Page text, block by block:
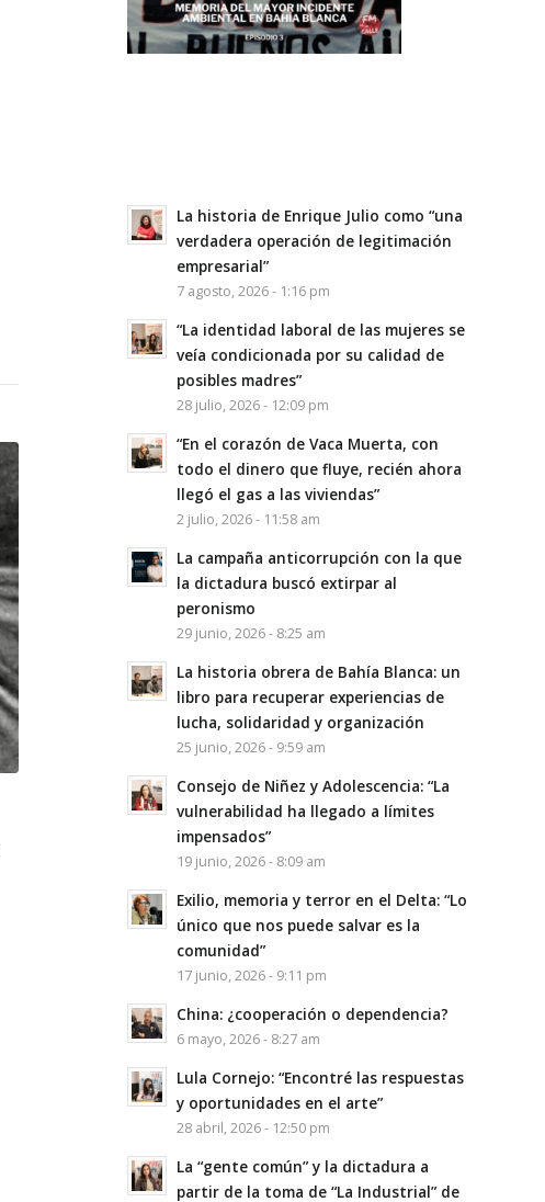
La historia de Enrique Julio como “una
verdadera operación de legitimación
empresarial”
7 agosto, 2026 - 1:16 pm
“La identidad laboral de las mujeres se
veía condicionada por su calidad de
posibles madres”
28 julio, 2026 - 12:09 pm
“En el corazón de Vaca Muerta, con
todo el dinero que fluye, recién ahora
llegó el gas a las viviendas”
2 julio, 2026 - 11:58 am
La campaña anticorrupción con la que
la dictadura buscó extirpar al
peronismo
29 junio, 2026 - 8:25 am
La historia obrera de Bahía Blanca: un
libro para recuperar experiencias de
lucha, solidaridad y organización
25 junio, 2026 - 9:59 am
Consejo de Niñez y Adolescencia: “La
vulnerabilidad ha llegado a límites
impensados”
19 junio, 2026 - 8:09 am
Exilio, memoria y terror en el Delta: “Lo
único que nos puede salvar es la
comunidad”
17 junio, 2026 - 9:11 pm
China: ¿cooperación o dependencia?
6 mayo, 2026 - 8:27 am
Lula Cornejo: “Encontré las respuestas
y oportunidades en el arte”
28 abril, 2026 - 12:50 pm
La “gente común” y la dictadura a
partir de la toma de “La Industrial” de